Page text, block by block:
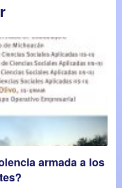
armada a los